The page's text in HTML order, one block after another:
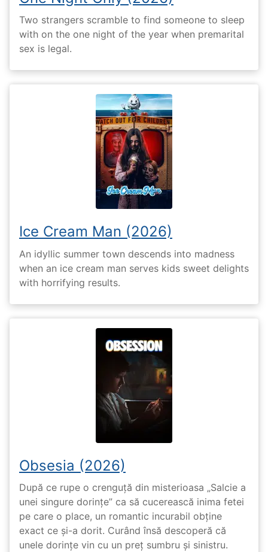
Two strangers scramble to find someone to sleep
with on the one night of the year when premarital
sex is legal.
Ice Cream Man (2026)
An idyllic summer town descends into madness
when an ice cream man serves kids sweet delights
with horrifying results.
Obsesia (2026)
După ce rupe o crenguță din misterioasa „Salcie a
unei singure dorințe” ca să cucerească inima fetei
pe care o place, un romantic incurabil obține
exact ce și-a dorit. Curând însă descoperă că
unele dorințe vin cu un preț sumbru și sinistru.